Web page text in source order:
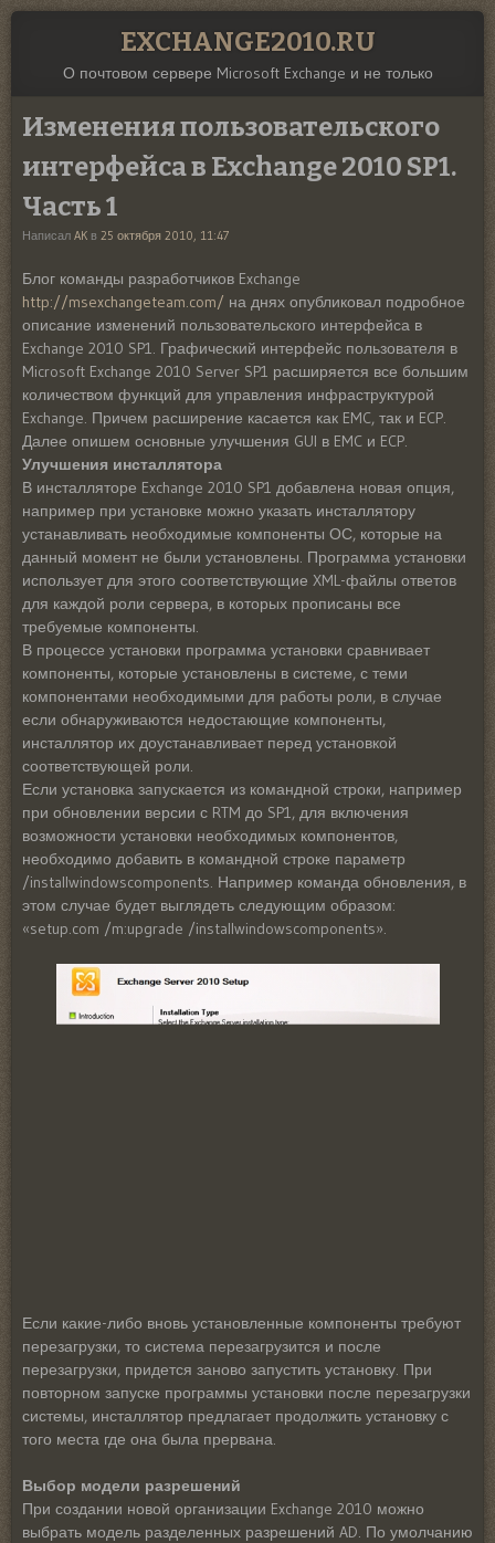
EXCHANGE2010.RU
О почтовом сервере Microsoft Exchange и не только
Изменения пользовательского
интерфейса в Exchange 2010 SP1.
Часть 1
Написал AK в 25 октября 2010, 11:47
Блог команды разработчиков Exchange
http://msexchangeteam.com/ на днях опубликовал подробное
описание изменений пользовательского интерфейса в
Exchange 2010 SP1. Графический интерфейс пользователя в
Microsoft Exchange 2010 Server SP1 расширяется все большим
количеством функций для управления инфраструктурой
Exchange. Причем расширение касается как EMC, так и ECP.
Далее опишем основные улучшения GUI в EMC и ECP.
Улучшения инсталлятора
В инсталляторе Exchange 2010 SP1 добавлена новая опция,
например при установке можно указать инсталлятору
устанавливать необходимые компоненты ОС, которые на
данный момент не были установлены. Программа установки
использует для этого соответствующие XML-файлы ответов
для каждой роли сервера, в которых прописаны все
требуемые компоненты.
В процессе установки программа установки сравнивает
компоненты, которые установлены в системе, с теми
компонентами необходимыми для работы роли, в случае
если обнаруживаются недостающие компоненты,
инсталлятор их доустанавливает перед установкой
соответствующей роли.
Если установка запускается из командной строки, например
при обновлении версии с RTM до SP1, для включения
возможности установки необходимых компонентов,
необходимо добавить в командной строке параметр
/installwindowscomponents. Например команда обновления, в
этом случае будет выглядеть следующим образом:
«setup.com /m:upgrade /installwindowscomponents».
Если какие-либо вновь установленные компоненты требуют
перезагрузки, то система перезагрузится и после
перезагрузки, придется заново запустить установку. При
повторном запуске программы установки после перезагрузки
системы, инсталлятор предлагает продолжить установку с
того места где она была прервана.
Выбор модели разрешений
При создании новой организации Exchange 2010 можно
выбрать модель разделенных разрешений AD. По умолчанию